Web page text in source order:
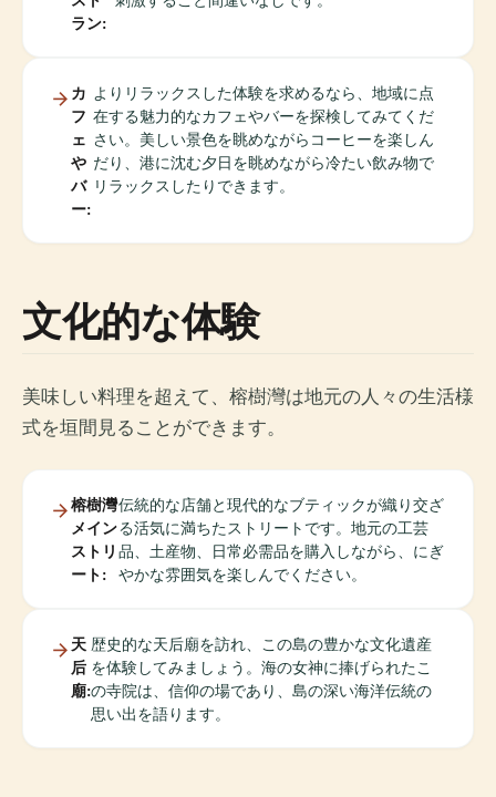
ラン:
カ
フ
ェ
や
バ
ー:
よりリラックスした体験を求めるなら、地域に点
在する魅力的なカフェやバーを探検してみてくだ
さい。美しい景色を眺めながらコーヒーを楽しん
だり、港に沈む夕日を眺めながら冷たい飲み物で
リラックスしたりできます。
文化的な体験
美味しい料理を超えて、榕樹灣は地元の人々の生活様
式を垣間見ることができます。
榕樹灣
メイン
ストリ
ート:
伝統的な店舗と現代的なブティックが織り交ざ
る活気に満ちたストリートです。地元の工芸
品、土産物、日常必需品を購入しながら、にぎ
やかな雰囲気を楽しんでください。
天
后
廟:
歴史的な天后廟を訪れ、この島の豊かな文化遺産
を体験してみましょう。海の女神に捧げられたこ
の寺院は、信仰の場であり、島の深い海洋伝統の
思い出を語ります。